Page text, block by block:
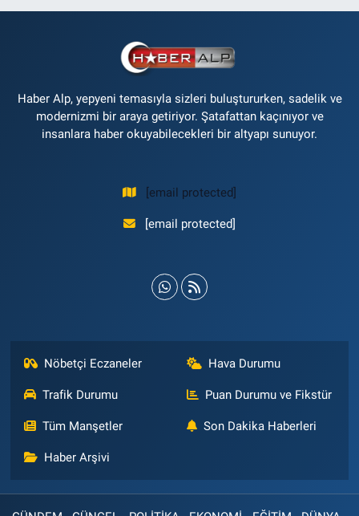
Haber Alp, yepyeni temasıyla sizleri buluştururken, sadelik ve
modernizmi bir araya getiriyor. Şatafattan kaçınıyor ve
insanlara haber okuyabilecekleri bir altyapı sunuyor.
[email protected]
[email protected]
Nöbetçi Eczaneler Hava Durumu
Trafik Durumu Puan Durumu ve Fikstür
Tüm Manşetler Son Dakika Haberleri
Haber Arşivi